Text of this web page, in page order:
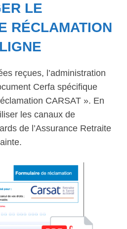
LE
RÉCLAMATION
reçues, l’administration
Cerfa spécifique
CARSAT ». En
les canaux de
de l’Assurance Retraite